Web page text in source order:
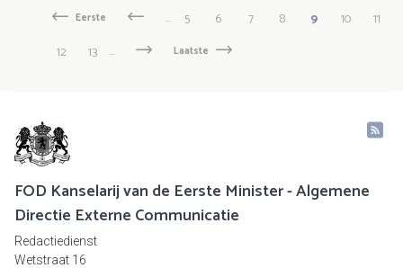
PagineringEerste
Eerste
Vorige
‹… Pagina
5 Pagina
6 Pagina
7 Pagina
8
Huidige
9 Pagina
10
11
Pagina
12 Pagina
13 …
Volgende
VolgendeLaatste
Laatste
FOD Kanselarij van de Eerste Minister - Algemene
Directie Externe Communicatie
Redactiedienst
Wetstraat 16